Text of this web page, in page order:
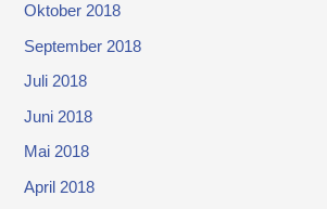
Oktober 2018
September 2018
Juli 2018
Juni 2018
Mai 2018
April 2018